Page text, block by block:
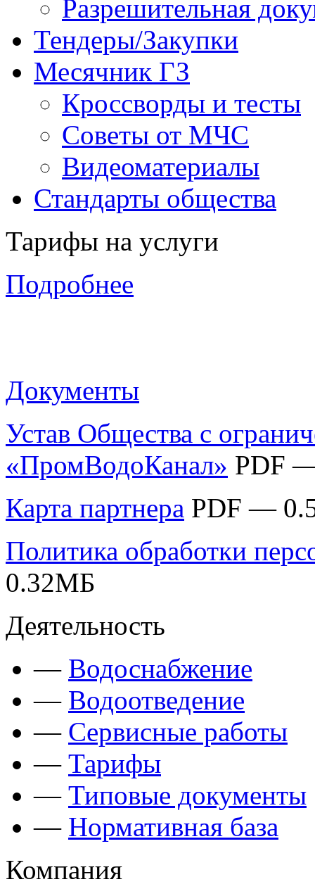
Разрешительная
Тендеры/Закупки
Месячник ГЗ
Кроссворды и тесты
Советы от МЧС
Видеоматериалы
Стандарты общества
Тарифы на услуги
Подробнее
Документы
Устав Общества с
«ПромВодоКанал» PDF
Карта партнера PDF —
Политика обработки
0.32MБ
Деятельность
— Водоснабжение
— Водоотведение
— Сервисные работы
— Тарифы
— Типовые документы
— Нормативная база
Компания